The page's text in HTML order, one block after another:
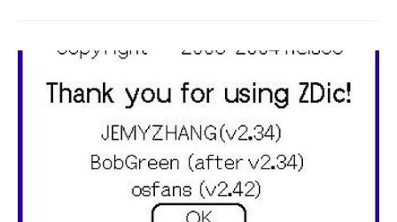
덮어쓰는 방식으로 설치했습니다. zDic2.44en.prc ZDicLib.prc
*** What does it fix? => A bug was introduced during
Chat View in the ..